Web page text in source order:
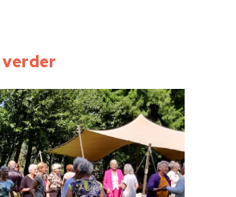
verder
Over ons
Nieuwsbrief